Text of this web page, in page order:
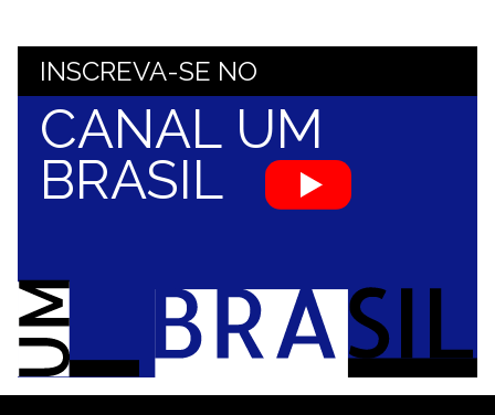
INSCREVA-SE NO
CANAL UM
BRASIL